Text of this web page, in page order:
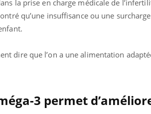
la prise en charge médicale de
qu’une insuffisance ou une
dire que l’on a une alimentation
3 permet